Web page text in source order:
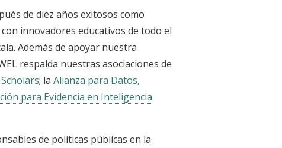
de diez años exitosos como
innovadores educativos de todo el
Además de apoyar nuestra
respalda nuestras asociaciones de
; la Alianza para Datos,
para Evidencia en Inteligencia
de políticas públicas en la